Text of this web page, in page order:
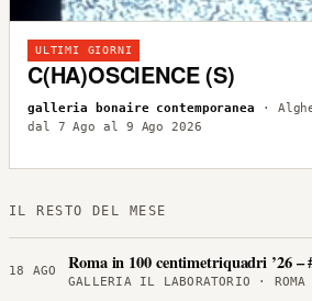
ULTIMI GIORNI
C(HA)OSCIENCE (S)
galleria bonaire contemporanea ·
dal 7 Ago al 9 Ago 2026
IL RESTO DEL MESE
18 AGO Roma in 100 centimetriquadri ’26 –
GALLERIA IL LABORATORIO · ROMA